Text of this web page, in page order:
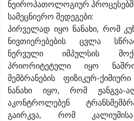
ნეიროპათოლოგიურ
სამეცნიერო შედეგები:
პირველად იყო ნანახი, რომ
ნივთიერებების ცვლა
ნერვული იმპულსის
პრიორიტეტული იყო
მემბრანების ფიზიკურ-
ნანახი იყო, რომ ჟანგვა-
აკონტროლებენ
გაირკვა, რომ